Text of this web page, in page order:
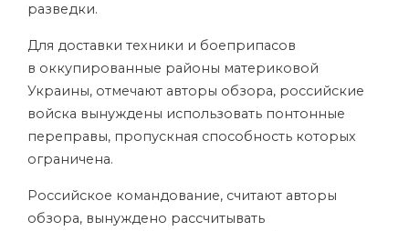
разведки.
Для доставки техники и боеприпасов
в оккупированные районы материковой
Украины, отмечают авторы обзора, российские
войска вынуждены использовать понтонные
переправы, пропускная способность которых
ограничена.
Российское командование, считают авторы
обзора, вынуждено рассчитывать